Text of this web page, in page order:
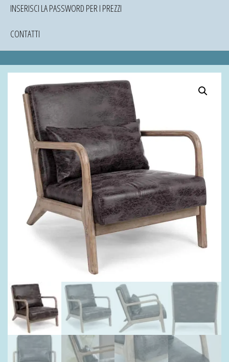
INSERISCI LA PASSWORD PER I PREZZI
CONTATTI